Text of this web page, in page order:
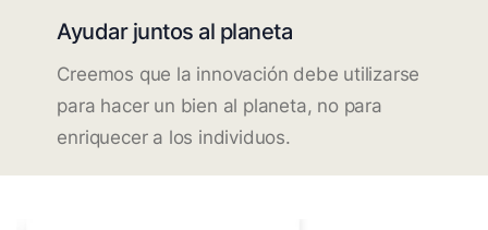
Ayudar juntos al planeta
Creemos que la innovación debe utilizarse
para hacer un bien al planeta, no para
enriquecer a los individuos.